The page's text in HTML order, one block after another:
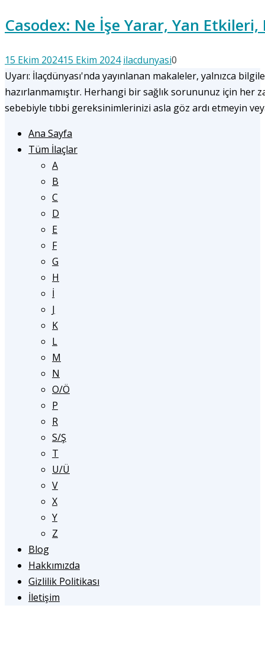
Casodex: Ne İşe Yarar, Yan Etkileri,
15 Ekim 202415 Ekim 2024 ilacdunyasi0
Uyarı: İlaçdünyası'nda yayınlanan makaleler, yalnızca
hazırlanmamıştır. Herhangi bir sağlık sorununuz için her
sebebiyle tıbbi gereksinimlerinizi asla göz ardı etmeyin
Ana Sayfa
Tüm İlaçlar
A
B
C
D
E
F
G
H
İ
J
K
L
M
N
O/Ö
P
R
S/Ş
T
U/Ü
V
X
Y
Z
Blog
Hakkımızda
Gizlilik Politikası
İletişim